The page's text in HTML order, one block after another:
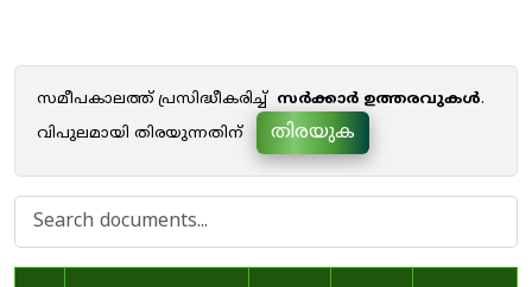
സമീപകാലത്ത് പ്രസിദ്ധീകരിച്ച് സർക്കാർ ഉത്തരവുകൾ.
വിപുലമായി തിരയുന്നതിന്
തിരയുക